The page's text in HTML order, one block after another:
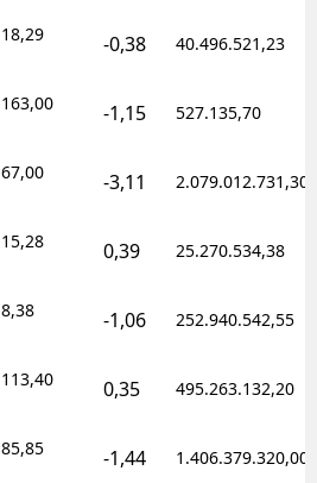
18,29 -0,38 40.496.521,23
163,00 -1,15 527.135,70
67,00 -3,11 2.079.012.731,30
15,28 0,39 25.270.534,38
8,38 -1,06 252.940.542,55
113,40 0,35 495.263.132,20
85,85 -1,44 1.406.379.320,00